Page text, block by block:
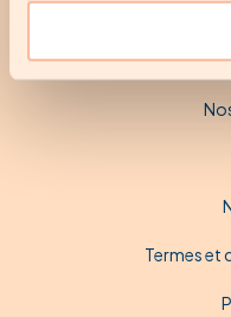
Termes et